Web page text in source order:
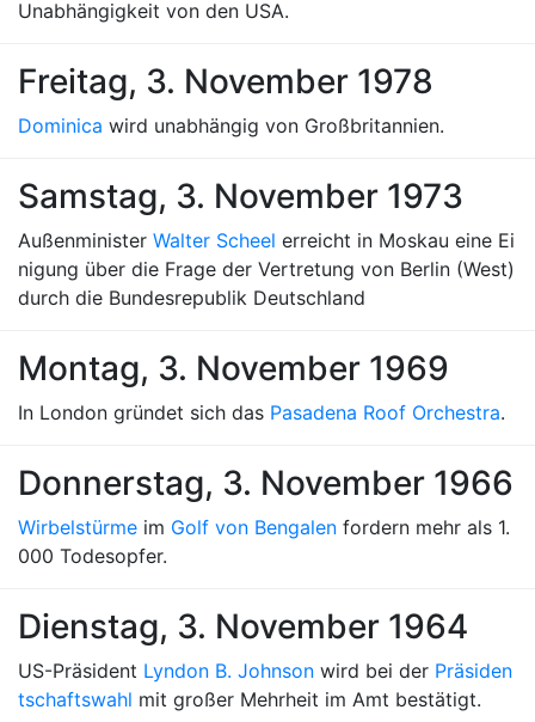
Unabhängigkeit von den USA.
Freitag, 3. November 1978
Dominica wird unabhängig von Großbritannien.
Samstag, 3. November 1973
Außenminister Walter Scheel erreicht in Moskau eine Ei
nigung über die Frage der Vertretung von Berlin (West)
durch die Bundesrepublik Deutschland
Montag, 3. November 1969
In London gründet sich das Pasadena Roof Orchestra.
Donnerstag, 3. November 1966
Wirbelstürme im Golf von Bengalen fordern mehr als 1.
000 Todesopfer.
Dienstag, 3. November 1964
US-Präsident Lyndon B. Johnson wird bei der Präsiden
tschaftswahl mit großer Mehrheit im Amt bestätigt.